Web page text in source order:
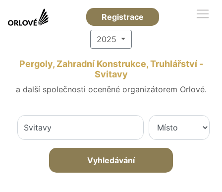
Registrace
2025
Pergoly, Zahradní Konstrukce, Truhlářství -
Svitavy
a další společnosti oceněné organizátorem Orlové.
Vyhledávání